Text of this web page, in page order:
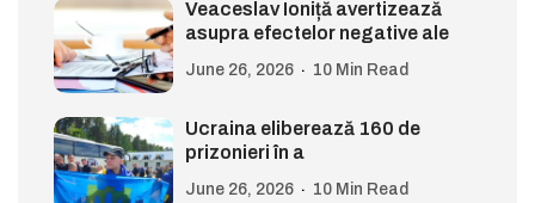
Veaceslav Ioniță avertizează
asupra efectelor negative ale
June 26, 2026 10 Min Read
Ucraina eliberează 160 de
prizonieri în a
June 26, 2026 10 Min Read